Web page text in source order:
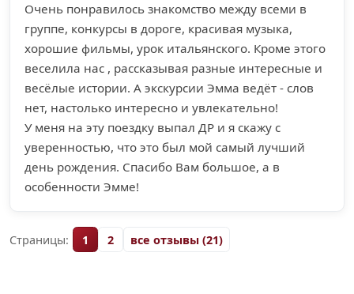
Очень понравилось знакомство между всеми в
группе, конкурсы в дороге, красивая музыка,
хорошие фильмы, урок итальянского. Кроме этого
веселила нас , рассказывая разные интересные и
весёлые истории. А экскурсии Эмма ведёт - слов
нет, настолько интересно и увлекательно!
У меня на эту поездку выпал ДР и я скажу с
уверенностью, что это был мой самый лучший
день рождения. Спасибо Вам большое, а в
особенности Эмме!
Страницы: 1 2 все отзывы (21)